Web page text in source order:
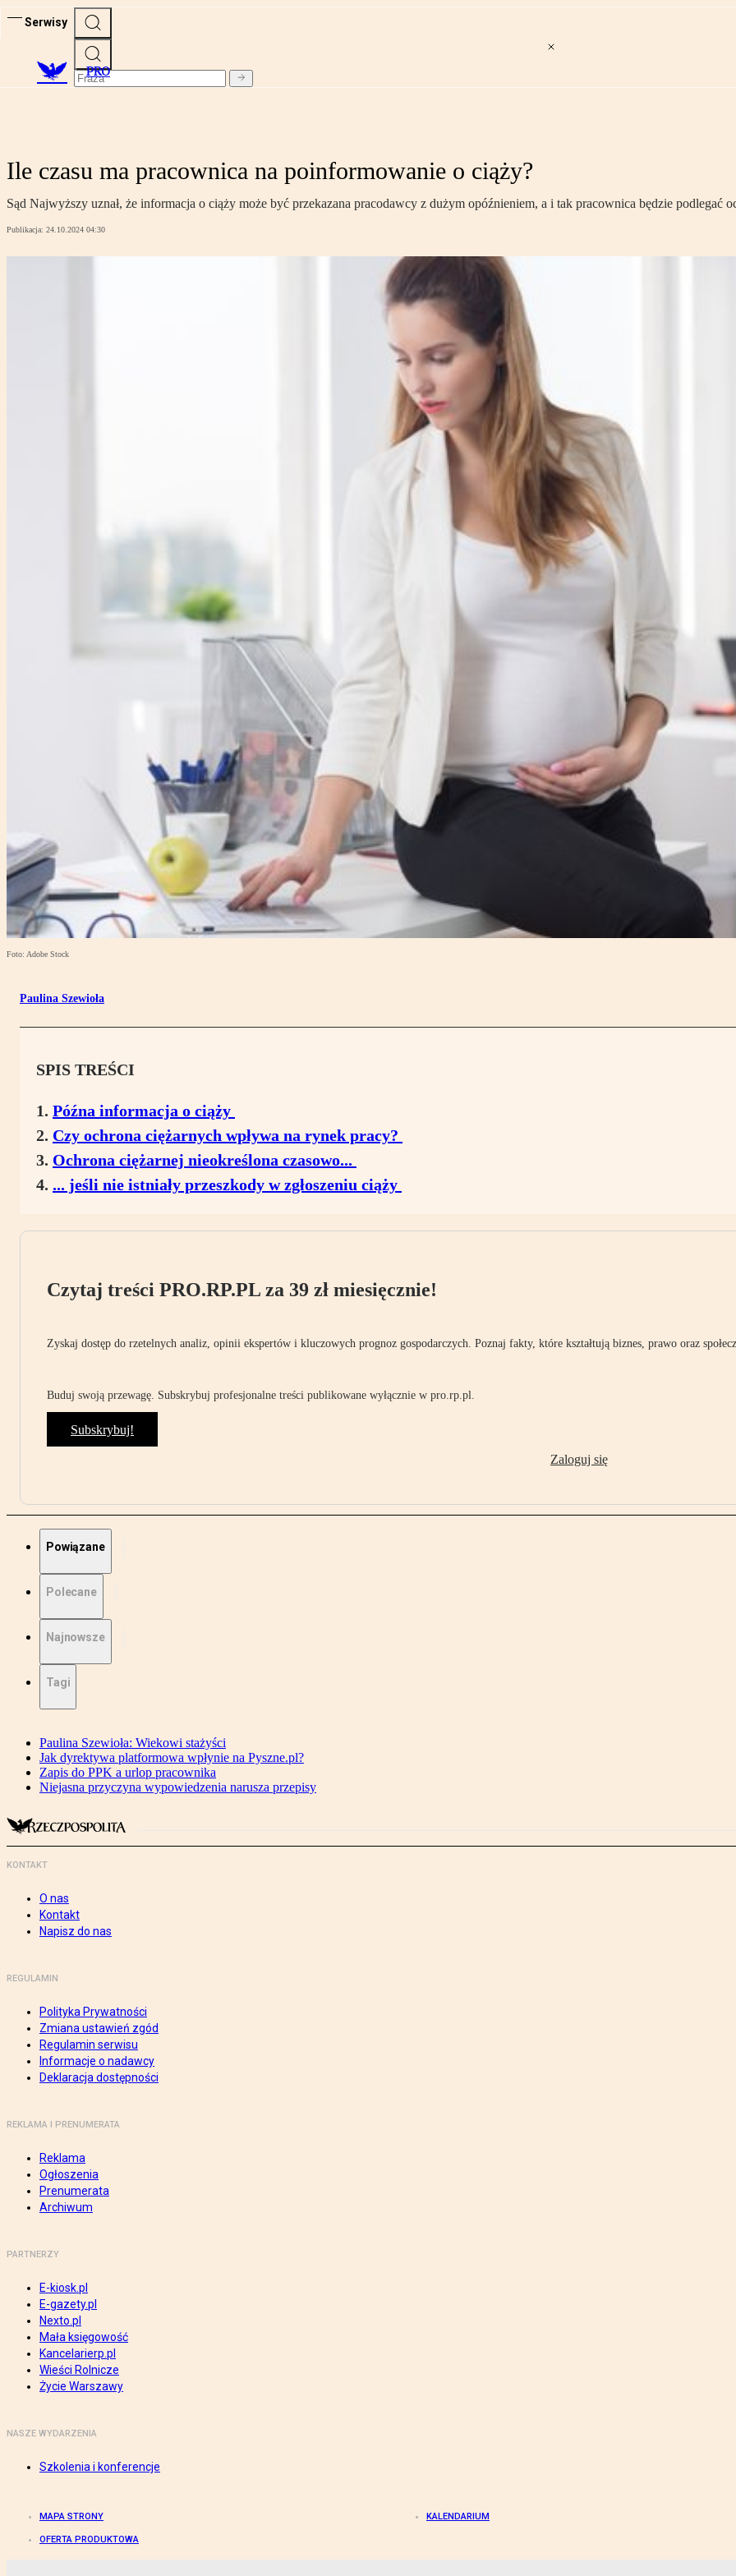
Serwisy
PRO
Ile czasu ma pracownica na poinformowanie o ciąży?
Sąd Najwyższy uznał, że informacja o ciąży może być przekazana pracodawcy z dużym opóźnieniem, a i tak pracownica będzie podlegać
Publikacja: 24.10.2024 04:30
Foto: Adobe Stock
Paulina Szewioła
SPIS TREŚCI
Późna informacja o ciąży
Czy ochrona ciężarnych wpływa na rynek pracy?
Ochrona ciężarnej nieokreślona czasowo...
... jeśli nie istniały przeszkody w zgłoszeniu ciąży
Czytaj treści PRO.RP.PL za 39 zł miesięcznie!
Zyskaj dostęp do rzetelnych analiz, opinii ekspertów i kluczowych prognoz gospodarczych. Poznaj fakty, które kształtują biznes, prawo oraz
Buduj swoją przewagę. Subskrybuj profesjonalne treści publikowane wyłącznie w pro.rp.pl.
Subskrybuj!
Zaloguj się
Powiązane
Polecane
Najnowsze
Tagi
Paulina Szewioła: Wiekowi stażyści
Jak dyrektywa platformowa wpłynie na Pyszne.pl?
Zapis do PPK a urlop pracownika
Niejasna przyczyna wypowiedzenia narusza przepisy
KONTAKT
O nas
Kontakt
Napisz do nas
REGULAMIN
Polityka Prywatności
Zmiana ustawień zgód
Regulamin serwisu
Informacje o nadawcy
Deklaracja dostępności
REKLAMA I PRENUMERATA
Reklama
Ogłoszenia
Prenumerata
Archiwum
PARTNERZY
E-kiosk.pl
E-gazety.pl
Nexto.pl
Mała księgowość
Kancelarierp.pl
Wieści Rolnicze
Życie Warszawy
NASZE WYDARZENIA
Szkolenia i konferencje
MAPA STRONY KALENDARIUM
OFERTA PRODUKTOWA